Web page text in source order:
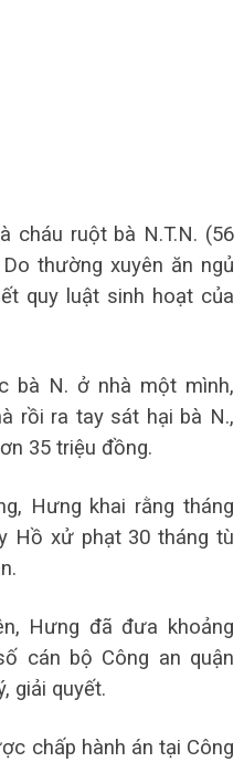
cháu ruột bà N.T.N. (56
thường xuyên ăn ngủ
quy luật sinh hoạt của
bà N. ở nhà một mình,
rồi ra tay sát hại bà N.,
35 triệu đồng.
Hưng khai rằng tháng
Hồ xử phạt 30 tháng tù
Hưng đã đưa khoảng
cán bộ Công an quận
giải quyết.
chấp hành án tại Công